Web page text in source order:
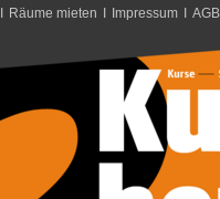
I Räume mieten I Impressum I AGB